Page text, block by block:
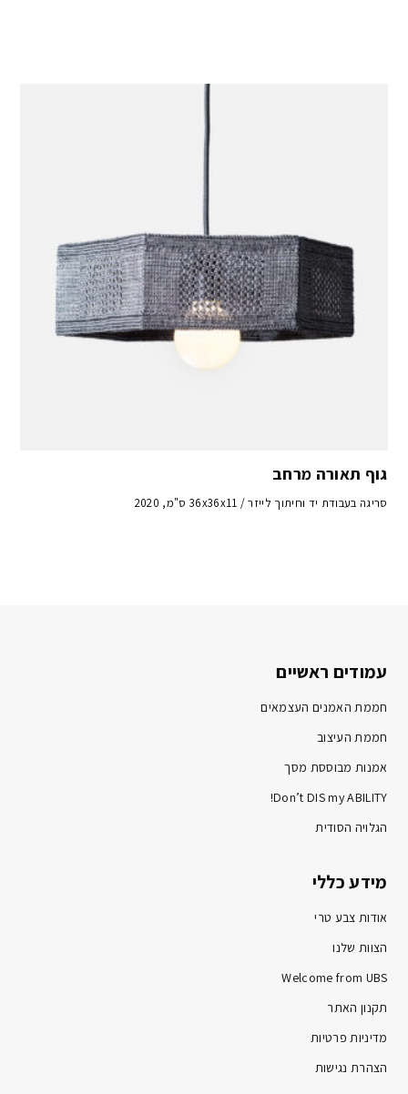
גוף תאורה מרחב
סריגה בעבודת יד וחיתוך לייזר / 36x36x11 ס"מ, 2020
עמודים ראשיים
חממת האמנים העצמאים
חממת העיצוב
אמנות מבוססת מסך
Don’t DIS my ABILITY!
הגלויה הסודית
מידע כללי
אודות צבע טרי
הצוות שלנו
Welcome from UBS
תקנון האתר
מדיניות פרטיות
הצהרת נגישות